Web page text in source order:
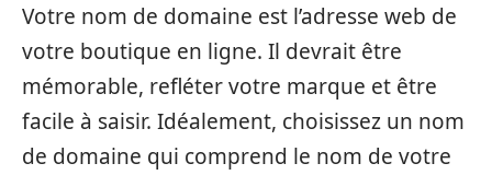
Votre nom de domaine est l’adresse web de
votre boutique en ligne. Il devrait être
mémorable, refléter votre marque et être
facile à saisir. Idéalement, choisissez un nom
de domaine qui comprend le nom de votre